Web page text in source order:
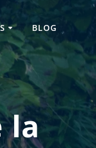
BLOG
la